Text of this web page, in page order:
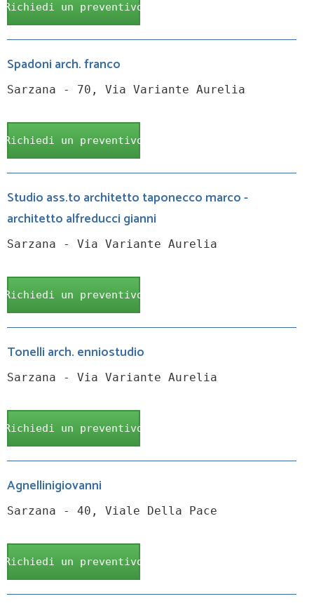
Richiedi un preventivo
Spadoni arch. franco
Sarzana - 70, Via Variante Aurelia
Richiedi un preventivo
Studio ass.to architetto taponecco marco -
architetto alfreducci gianni
Sarzana - Via Variante Aurelia
Richiedi un preventivo
Tonelli arch. enniostudio
Sarzana - Via Variante Aurelia
Richiedi un preventivo
Agnellinigiovanni
Sarzana - 40, Viale Della Pace
Richiedi un preventivo